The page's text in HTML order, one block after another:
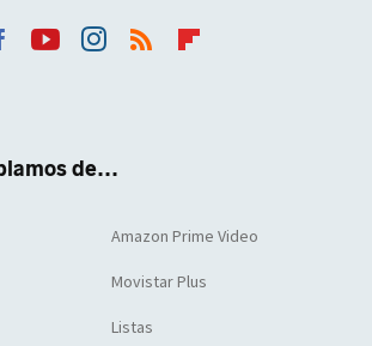
de...
Amazon Prime Video
Movistar Plus
Listas